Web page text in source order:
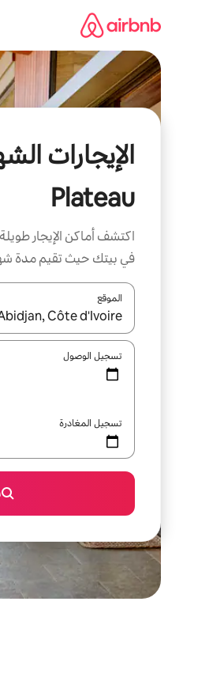
الإيجارات
Plateau
اكتشف أماكن الإيجار
في بيتك حيث تقيم مدة
الموقع
عند توفر النتائج، انتقل
تسجيل الوصول
تسجيل المغادرة